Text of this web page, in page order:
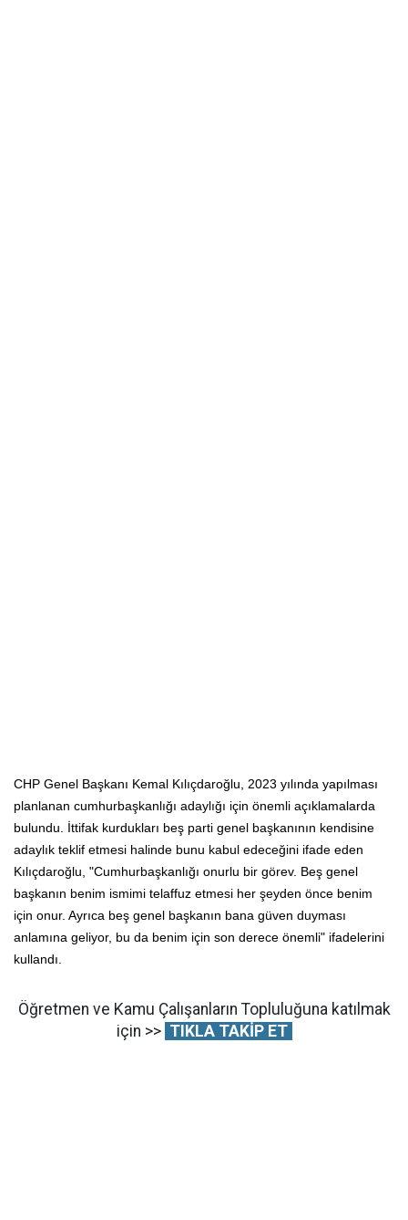
CHP Genel Başkanı Kemal Kılıçdaroğlu, 2023 yılında yapılması
planlanan cumhurbaşkanlığı adaylığı için önemli açıklamalarda
bulundu. İttifak kurdukları beş parti genel başkanının kendisine
adaylık teklif etmesi halinde bunu kabul edeceğini ifade eden
Kılıçdaroğlu, "Cumhurbaşkanlığı onurlu bir görev. Beş genel
başkanın benim ismimi telaffuz etmesi her şeyden önce benim
için onur. Ayrıca beş genel başkanın bana güven duyması
anlamına geliyor, bu da benim için son derece önemli" ifadelerini
kullandı.
Öğretmen ve Kamu Çalışanların Topluluğuna katılmak
için >> TIKLA TAKİP ET